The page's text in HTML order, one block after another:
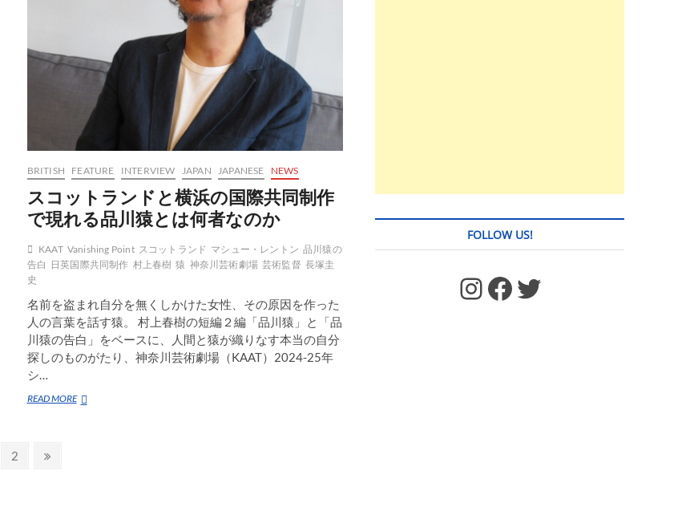
ー
救
え
る
の
か？？
BRITISH FEATURE INTERVIEW JAPAN JAPANESE NEWS
スコットランドと横浜の国際共同制作
で現れる品川猿とは何者なのか
KAAT Vanishing Point スコットランド マシュー・レントン 品川猿の
告白 日英国際共同制作 村上春樹 猿 神奈川芸術劇場 芸術監督 長塚圭
史
名前を盗まれ自分を無くしかけた女性、その原因を作った
人の言葉を話す猿。 村上春樹の短編２編「品川猿」と「品
川猿の告白」をベースに、人間と猿が織りなす本当の自分
探しのものがたり、神奈川芸術劇場（KAAT）2024-25年
シ…
READ MOREス
固
2
FOLLOW US!
https://www.facebook.com/jstages/ Facebook Twitter